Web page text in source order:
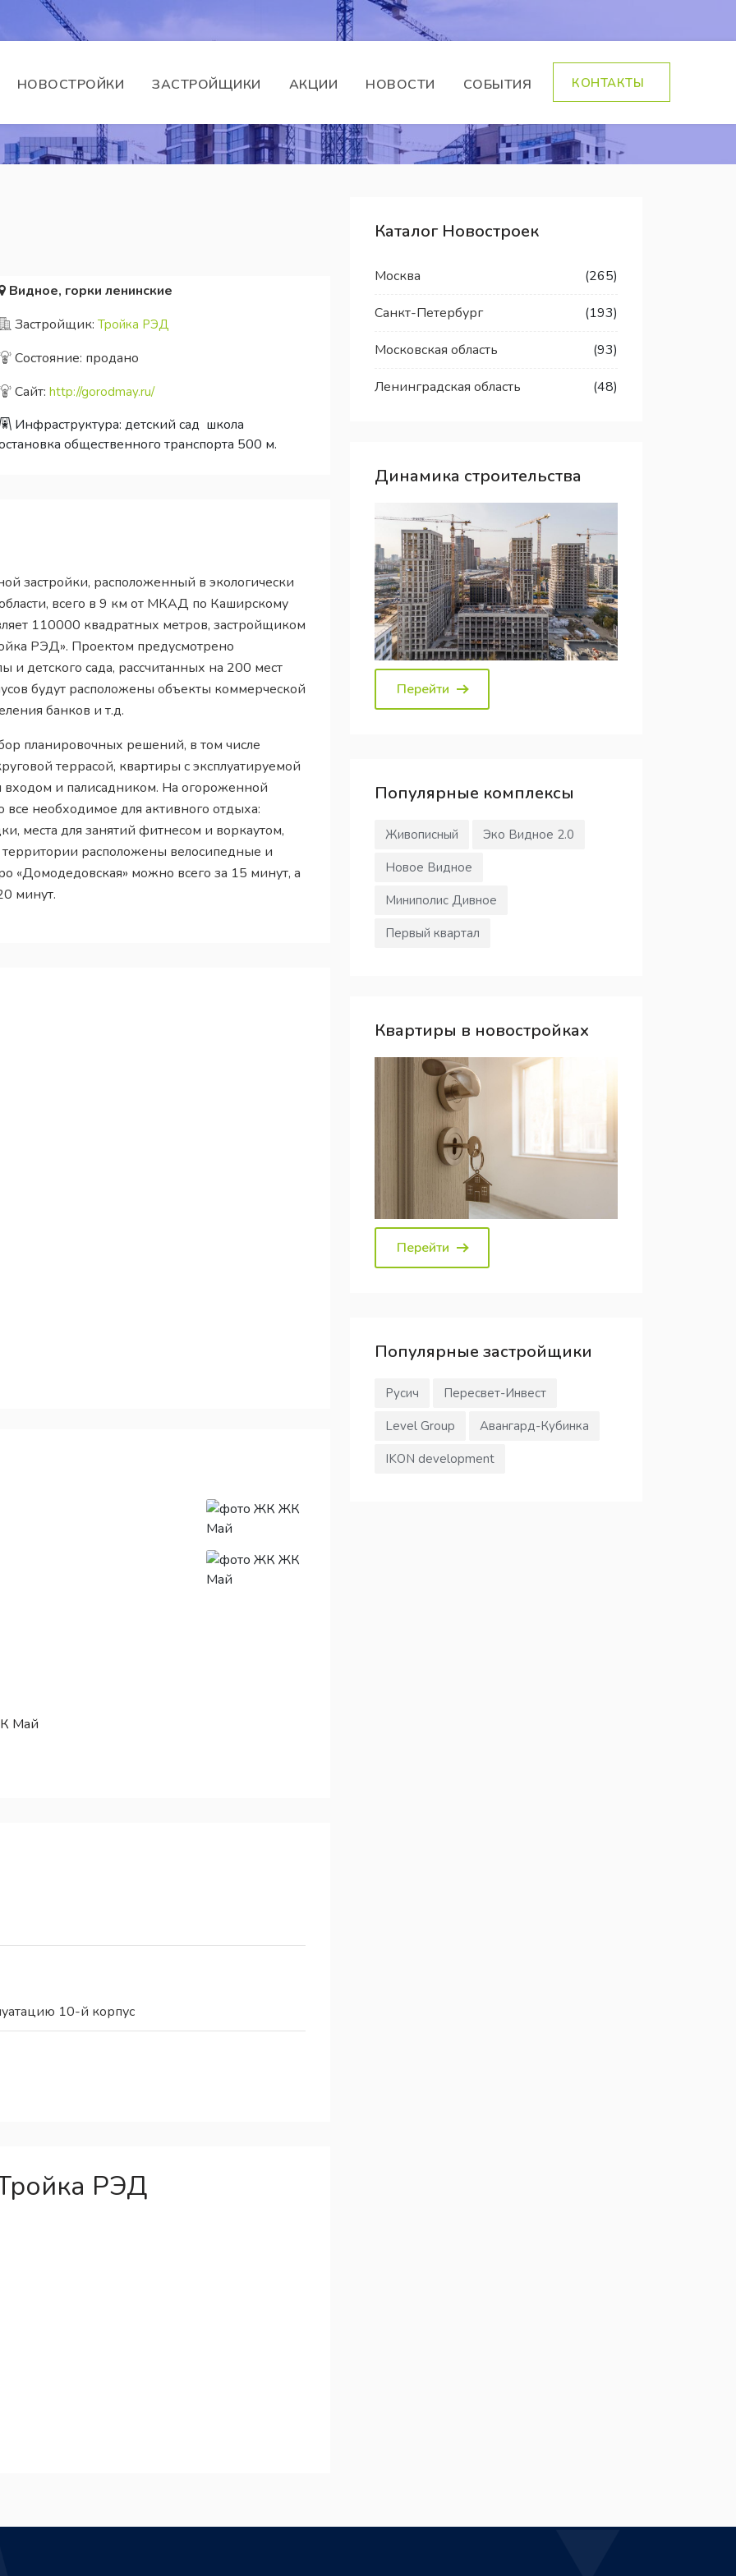
НОВОСТРОЙКИ ЗАСТРОЙЩИКИ АКЦИИ НОВОСТИ СОБЫТИЯ КОНТАКТЫ
Видное, горки ленинские
Застройщик: Тройка РЭД
Состояние: продано
Сайт: http://gorodmay.ru/
Инфраструктура: детский сад школа
общественного транспорта 500 м.
застройки, расположенный в экологически
всего в 9 км от МКАД по Каширскому
110000 квадратных метров, застройщиком
РЭД». Проектом предусмотрено
и детского сада, рассчитанных на 200 мест
будут расположены объекты коммерческой
банков и т.д.
планировочных решений, в том числе
террасой, квартиры с эксплуатируемой
и палисадником. На огороженной
необходимое для активного отдыха:
места для занятий фитнесом и воркаутом,
расположены велосипедные и
«Домодедовская» можно всего за 15 минут, а
минут.
Май
10-й корпус
РЭД
Каталог Новостроек
Москва (265)
Санкт-Петербург (193)
Московская область (93)
Ленинградская область (48)
Динамика строительства
Перейти
Популярные комплексы
Живописный
Эко Видное 2.0
Новое Видное
Миниполис Дивное
Первый квартал
Квартиры в новостройках
Перейти
Популярные застройщики
Русич
Пересвет-Инвест
Level Group
Авангард-Кубинка
IKON development